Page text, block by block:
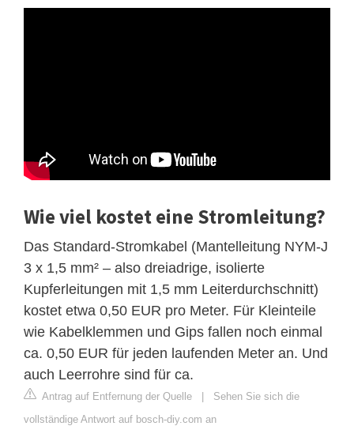
Wie viel kostet eine Stromleitung?
Das Standard-Stromkabel (Mantelleitung NYM-J
3 x 1,5 mm² – also dreiadrige, isolierte
Kupferleitungen mit 1,5 mm Leiterdurchschnitt)
kostet etwa 0,50 EUR pro Meter. Für Kleinteile
wie Kabelklemmen und Gips fallen noch einmal
ca. 0,50 EUR für jeden laufenden Meter an. Und
auch Leerrohre sind für ca.
Antrag auf Entfernung der Quelle | Sehen Sie sich die
vollständige Antwort auf bosch-diy.com an